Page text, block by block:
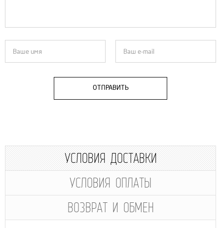
ОТПРАВИТЬ
УСЛОВИЯ ДОСТАВКИ
УСЛОВИЯ ОПЛАТЫ
ВОЗВРАТ И ОБМЕН